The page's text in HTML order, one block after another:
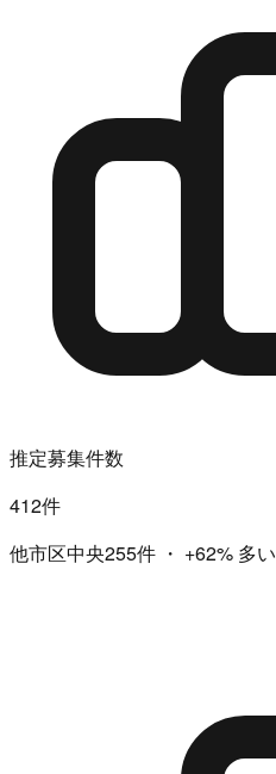
推定募集件数
412件
他市区中央255件 ・ +62% 多い